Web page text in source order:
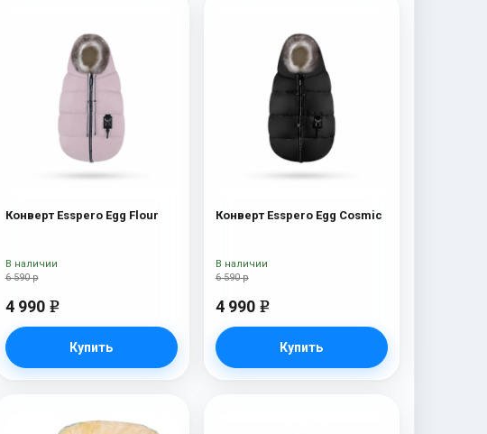
Конверт Esspero Egg Flour
6 590 р
4 990 e
Купить
В наличии
Конверт Esspero Egg Cosmic
6 590 р
4 990 e
Купить
В наличии